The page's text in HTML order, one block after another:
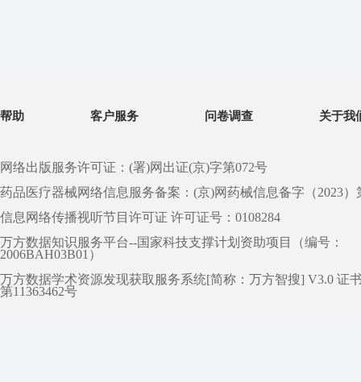
帮助 客户服务 问卷调查 关于我
网络出版服务许可证：(署)网出证(京)字第072号
药品医疗器械网络信息服务备案：(京)网药械信息备字（2023）
信息网络传播视听节目许可证 许可证号：0108284
万方数据知识服务平台--国家科技支撑计划资助项目（编号：
2006BAH03B01）
万方数据学术资源发现获取服务系统[简称：万方智搜] V3.0 证
第11363462号